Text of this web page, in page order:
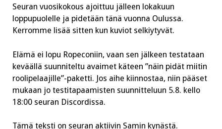
Seuran vuosikokous ajoittuu jälleen lokakuun
loppupuolelle ja pidetään tänä vuonna Oulussa.
Kerromme lisää sitten kun kuviot selkiytyvät.
Elämä ei lopu Ropeconiin, vaan sen jälkeen testataan
keväällä suunniteltu avaimet käteen ”näin pidät miitin
roolipelaajille”-paketti. Jos aihe kiinnostaa, niin pääset
mukaan jo testitapaamisten suunnitteluun 5.8. kello
18:00 seuran Discordissa.
Tämä teksti on seuran aktiivin Samin kynästä.